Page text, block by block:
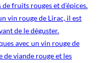
fruits rouges et d’épices.
vin rouge de Lirac, il est
de le déguster.
avec un vin rouge de
de viande rouge et les